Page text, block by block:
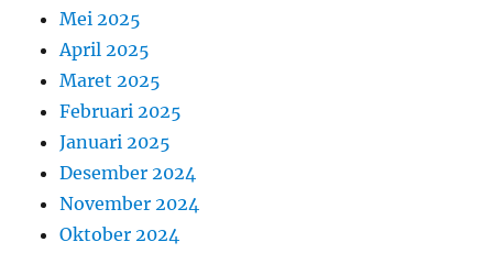
Mei 2025
April 2025
Maret 2025
Februari 2025
Januari 2025
Desember 2024
November 2024
Oktober 2024